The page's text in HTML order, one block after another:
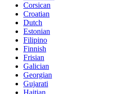
Corsican
Croatian
Dutch
Estonian
Filipino
Finnish
Frisian
Galician
Georgian
Gujarati
Haitian